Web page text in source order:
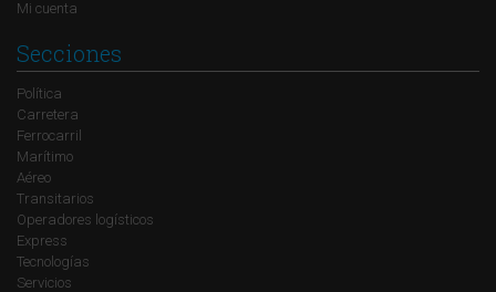
Mi cuenta
Secciones
Política
Carretera
Ferrocarril
Marítimo
Aéreo
Transitarios
Operadores logísticos
Express
Tecnologías
Servicios